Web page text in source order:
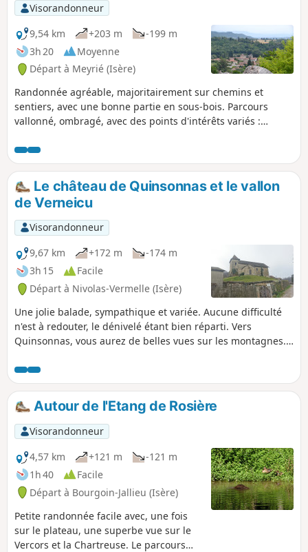
Visorandonneur
9,54 km
+203 m
-199 m
3h 20
Moyenne
Départ à Meyrié (Isère)
Randonnée agréable, majoritairement sur chemins et
sentiers, avec une bonne partie en sous-bois. Parcours
vallonné, ombragé, avec des points d'intérêts variés :
vallée de l'Agny, la charmante petite église de Vermelle,
datant du XIIe siècle et la Chapelle de la petite Salette de
Meyrié.Le château de Quinsonnas et le vallon
de Verneicu
Visorandonneur
9,67 km
+172 m
-174 m
3h 15
Facile
Départ à Nivolas-Vermelle (Isère)
Une jolie balade, sympathique et variée. Aucune difficulté
n'est à redouter, le dénivelé étant bien réparti. Vers
Quinsonnas, vous aurez de belles vues sur les montagnes.
Quinsonnas, la demeure de Fichaillon et l'église de
Vermelle. Cerise sur le gâteau, vous descendrez le
charmant vallon du ruisseau de Verneicu.
Autour de l'Etang de Rosière
Visorandonneur
4,57 km
+121 m
-121 m
1h 40
Facile
Départ à Bourgoin-Jallieu (Isère)
Petite randonnée facile avec, une fois
sur le plateau, une superbe vue sur le
Vercors et la Chartreuse. Le parcours